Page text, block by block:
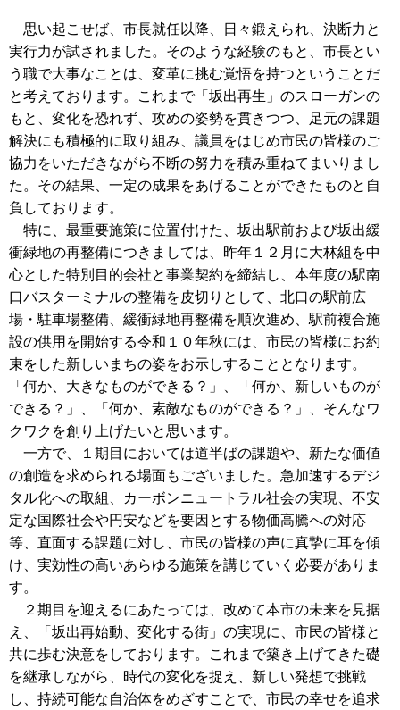
思い起こせば、市長就任以降、日々鍛えられ、決断力と
実行力が試されました。そのような経験のもと、市長とい
う職で大事なことは、変革に挑む覚悟を持つということだ
と考えております。これまで「坂出再生」のスローガンの
もと、変化を恐れず、攻めの姿勢を貫きつつ、足元の課題
解決にも積極的に取り組み、議員をはじめ市民の皆様のご
協力をいただきながら不断の努力を積み重ねてまいりまし
た。その結果、一定の成果をあげることができたものと自
負しております。
特に、最重要施策に位置付けた、坂出駅前および坂出緩
衝緑地の再整備につきましては、昨年１２月に大林組を中
心とした特別目的会社と事業契約を締結し、本年度の駅南
口バスターミナルの整備を皮切りとして、北口の駅前広
場・駐車場整備、緩衝緑地再整備を順次進め、駅前複合施
設の供用を開始する令和１０年秋には、市民の皆様にお約
束をした新しいまちの姿をお示しすることとなります。
「何か、大きなものができる？」、「何か、新しいものが
できる？」、「何か、素敵なものができる？」、そんなワ
クワクを創り上げたいと思います。
一方で、１期目においては道半ばの課題や、新たな価値
の創造を求められる場面もございました。急加速するデジ
タル化への取組、カーボンニュートラル社会の実現、不安
定な国際社会や円安などを要因とする物価高騰への対応
等、直面する課題に対し、市民の皆様の声に真摯に耳を傾
け、実効性の高いあらゆる施策を講じていく必要がありま
す。
２期目を迎えるにあたっては、改めて本市の未来を見据
え、「坂出再始動、変化する街」の実現に、市民の皆様と
共に歩む決意をしております。これまで築き上げてきた礎
を継承しながら、時代の変化を捉え、新しい発想で挑戦
し、持続可能な自治体をめざすことで、市民の幸せを追求